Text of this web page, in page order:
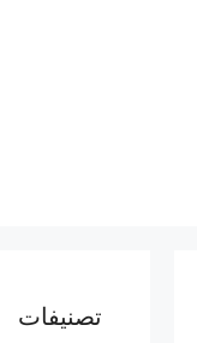
تصنيفات